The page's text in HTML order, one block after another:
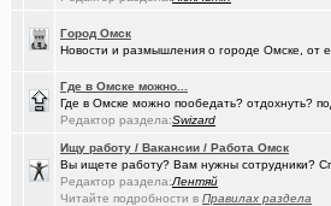
НЕ рекомендую из посл, просмотренного
Рекомендую из посл, просмотренного мной
Социальная инженерия(Phandorin)
Перешеек у ручья(tramov) +201
СШ-5(um5939) +4
Город Омск
Новости и размышления о городе Омске, от
Где в Омске можно...
Где в Омске можно пообедать? отдохнуть?
Редактор раздела:Swizard
Ищу работу / Вакансии / Работа Омск
Вы ищете работу? Вам нужны сотрудники?
Редактор раздела:Лентяй
Читайте подробности в Правилах раздела